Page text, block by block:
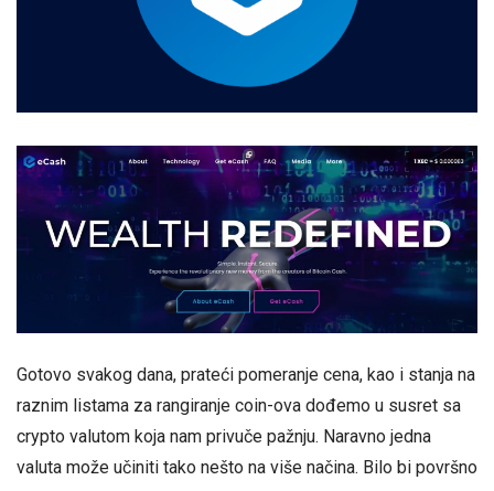
Gotovo svakog dana, prateći pomeranje cena, kao i stanja na
raznim listama za rangiranje coin-ova dođemo u susret sa
crypto valutom koja nam privuče pažnju. Naravno jedna
valuta može učiniti tako nešto na više načina. Bilo bi površno